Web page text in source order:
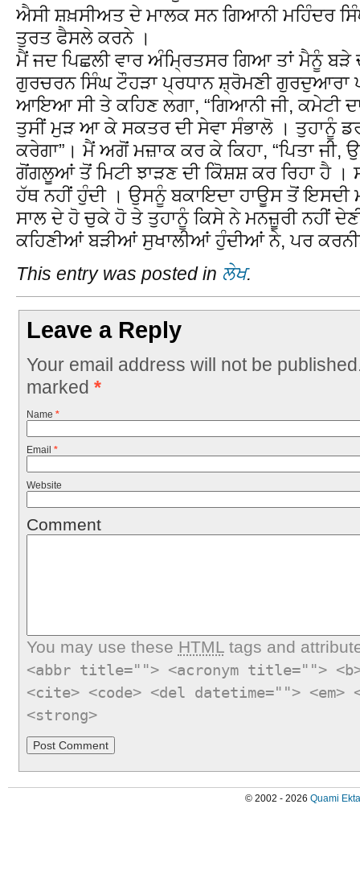
ਐਸੀ ਸ਼ਖ਼ਸੀਅਤ ਦੇ ਮਾਲਕ ਸਨ ਗਿਆਨੀ ਮਹਿੰਦਰ
ਤੁਰਤ ਫੈਸਲੇ ਕਰਨੇ ।
ਮੈਂ ਜਦ ਪਿਛਲੀ ਵਾਰ ਅੰਮ੍ਰਿਤਸਰ ਗਿਆ ਤਾਂ ਮੈਨੂੰ ਬੜੇ
ਗੁਰਚਰਨ ਸਿੰਘ ਟੌਹੜਾ ਪ੍ਰਧਾਨ ਸ਼੍ਰੋਮਣੀ
ਆਇਆ ਸੀ ਤੇ ਕਹਿਣ ਲਗਾ, “ਗਿਆਨੀ ਜੀ, ਕਮੇਟੀ
ਤੁਸੀਂ ਮੁੜ ਆ ਕੇ ਸਕਤਰ ਦੀ ਸੇਵਾ ਸੰਭਾਲੋ ।
ਕਰੇਗਾ”। ਮੈਂ ਅਗੋਂ ਮਜ਼ਾਕ ਕਰ ਕੇ ਕਿਹਾ, “ਪਿਤਾ ਜੀ,
ਗੋਂਗਲੂਆਂ ਤੋਂ ਮਿਟੀ ਝਾੜਣ ਦੀ ਕੋਿਸ਼ਸ਼ ਕਰ ਰਿਹਾ ਹੈ ।
ਹੱਥ ਨਹੀਂ ਹੁੰਦੀ । ਉਸਨੂੰ ਬਕਾਇਦਾ ਹਾਊਸ ਤੋਂ ਇਸਦੀ
ਸਾਲ ਦੇ ਹੋ ਚੁਕੇ ਹੋ ਤੇ ਤੁਹਾਨੂੰ ਕਿਸੇ ਨੇ ਮਨਜ਼ੂਰੀ ਨਹੀਂ
ਕਹਿਣੀਆਂ ਬੜੀਆਂ ਸੁਖਾਲੀਆਂ ਹੁੰਦੀਆਂ ਨੇ, ਪਰ
This entry was posted in ਲੇਖ.
Leave a Reply
Your email address will not be
marked *
Name *
Email *
Website
Comment
You may use these HTMLtags and
<abbr title=""> <acronym title="">
<cite> <code> <del datetime="">
<strong>
© 2002 - 2026 Quami